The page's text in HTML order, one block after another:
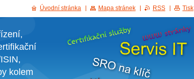
kolem
Úvodní stránka Mapa stránek RSS Tisk